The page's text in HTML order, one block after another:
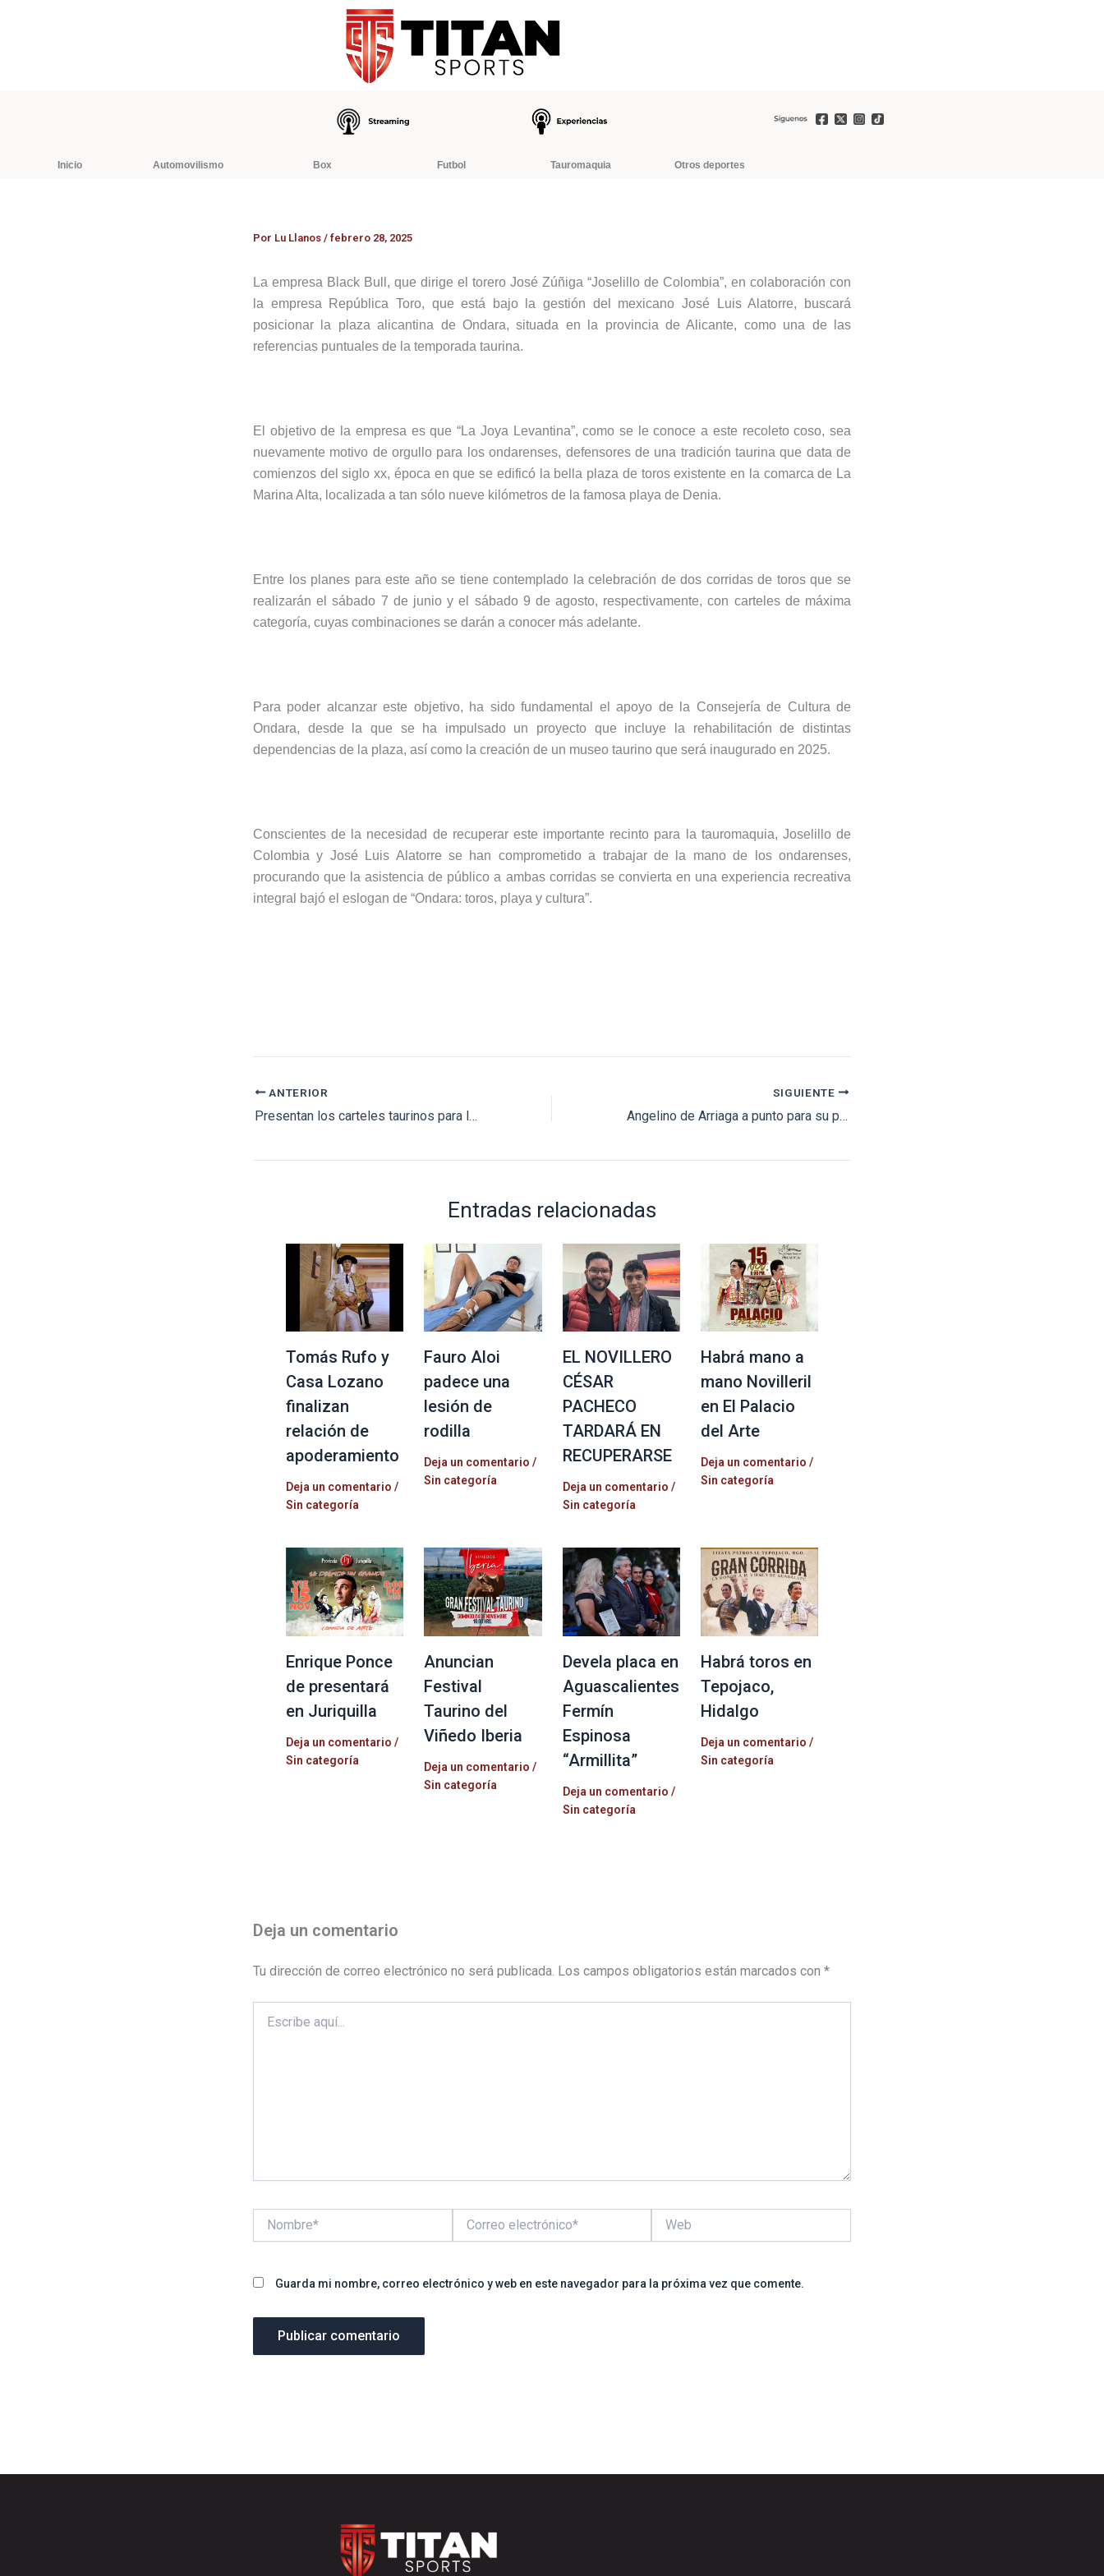
Inicio Automovilismo Box Futbol Tauromaquia Otros deportes
Por Lu Llanos / febrero 28, 2025
La empresa Black Bull, que dirige el torero José Zúñiga “Joselillo de Colombia”, en colaboración con
la empresa República Toro, que está bajo la gestión del mexicano José Luis Alatorre, buscará
posicionar la plaza alicantina de Ondara, situada en la provincia de Alicante, como una de las
referencias puntuales de la temporada taurina.
El objetivo de la empresa es que “La Joya Levantina”, como se le conoce a este recoleto coso, sea
nuevamente motivo de orgullo para los ondarenses, defensores de una tradición taurina que data de
comienzos del siglo xx, época en que se edificó la bella plaza de toros existente en la comarca de La
Marina Alta, localizada a tan sólo nueve kilómetros de la famosa playa de Denia.
Entre los planes para este año se tiene contemplado la celebración de dos corridas de toros que se
realizarán el sábado 7 de junio y el sábado 9 de agosto, respectivamente, con carteles de máxima
categoría, cuyas combinaciones se darán a conocer más adelante.
Para poder alcanzar este objetivo, ha sido fundamental el apoyo de la Consejería de Cultura de
Ondara, desde la que se ha impulsado un proyecto que incluye la rehabilitación de distintas
dependencias de la plaza, así como la creación de un museo taurino que será inaugurado en 2025.
Conscientes de la necesidad de recuperar este importante recinto para la tauromaquia, Joselillo de
Colombia y José Luis Alatorre se han comprometido a trabajar de la mano de los ondarenses,
procurando que la asistencia de público a ambas corridas se convierta en una experiencia recreativa
integral bajó el eslogan de “Ondara: toros, playa y cultura”.
ANTERIOR
Presentan los carteles taurinos para la Feria Internacional del Caballo en Texcoco
SIGUIENTE
Angelino de Arriaga a punto para su presentación en La México
Entradas relacionadas
Tomás Rufo y
Casa Lozano
finalizan
relación de
apoderamiento
Deja un comentario /
Sin categoría
Fauro Aloi
padece una
lesión de
rodilla
Deja un comentario /
Sin categoría
EL NOVILLERO
CÉSAR
PACHECO
TARDARÁ EN
RECUPERARSE
Deja un comentario /
Sin categoría
Habrá mano a
mano Novilleril
en El Palacio
del Arte
Deja un comentario /
Sin categoría
Enrique Ponce
de presentará
en Juriquilla
Deja un comentario /
Sin categoría
Anuncian
Festival
Taurino del
Viñedo Iberia
Deja un comentario /
Sin categoría
Devela placa en
Aguascalientes
Fermín
Espinosa
“Armillita”
Deja un comentario /
Sin categoría
Habrá toros en
Tepojaco,
Hidalgo
Deja un comentario /
Sin categoría
Deja un comentario
Tu dirección de correo electrónico no será publicada. Los campos obligatorios están marcados con *
aquí...
electrónico*
Guarda mi nombre, correo electrónico y web en este navegador para la próxima vez que comente.